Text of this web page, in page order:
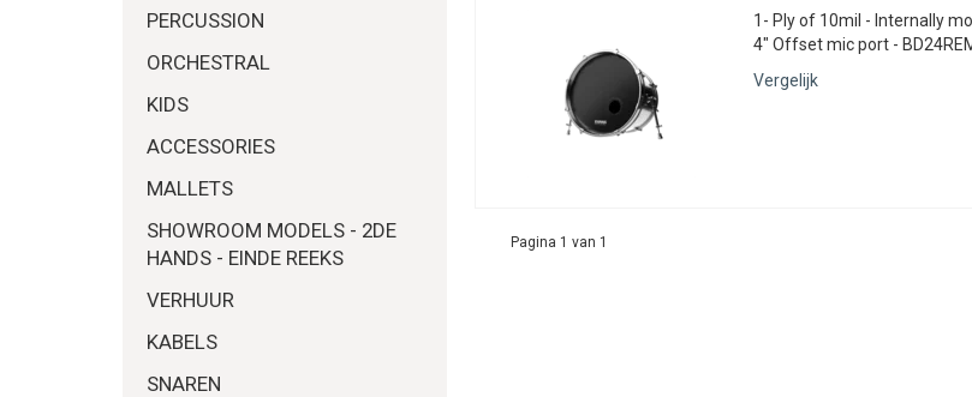
PERCUSSION
ORCHESTRAL
KIDS
ACCESSORIES
MALLETS
SHOWROOM MODELS - 2DE
HANDS - EINDE REEKS
VERHUUR
KABELS
SNAREN
1- Ply of 10mil - Internally
4" Offset mic port -
Vergelijk
Pagina 1 van 1